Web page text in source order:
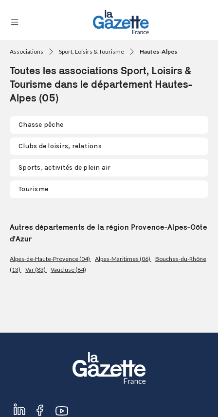
RÉGIONS
FORMATS
TENDANCES
SERVICES
GAZETTE
S'abonner
Associations Sport, Loisirs & Tourisme Hautes-Alpes
Toutes les associations Sport, Loisirs &
Tourisme dans le département Hautes-
Alpes (05)
Chasse pêche
Clubs de loisirs, relations
Sports, activités de plein air
Tourisme
Autres départements de la région Provence-Alpes-Côte
d'Azur
Alpes-de-Haute-Provence (04) Alpes-Maritimes (06)
Bouches-du-Rhône
(13)
Var (83) Vaucluse (84)